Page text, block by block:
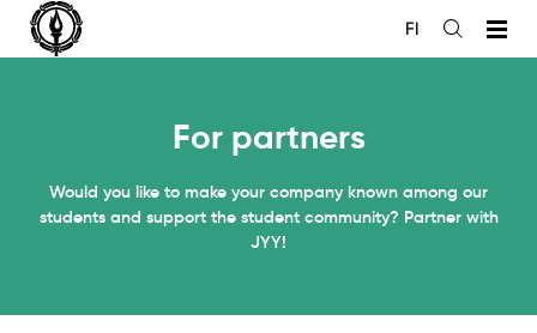
Siirry
sisältöön
Open
FI
For partners
Would you like to make your company known among our
students and support the student community? Partner with
JYY!